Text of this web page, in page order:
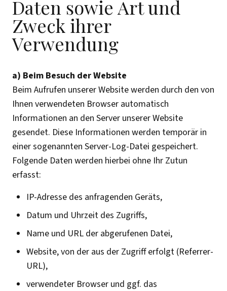
Daten sowie Art und
Zweck ihrer
Verwendung
a) Beim Besuch der Website
Beim Aufrufen unserer Website werden durch den von
Ihnen verwendeten Browser automatisch
Informationen an den Server unserer Website
gesendet. Diese Informationen werden temporär in
einer sogenannten Server-Log-Datei gespeichert.
Folgende Daten werden hierbei ohne Ihr Zutun
erfasst:
IP-Adresse des anfragenden Geräts,
Datum und Uhrzeit des Zugriffs,
Name und URL der abgerufenen Datei,
Website, von der aus der Zugriff erfolgt (Referrer-
URL),
verwendeter Browser und ggf. das